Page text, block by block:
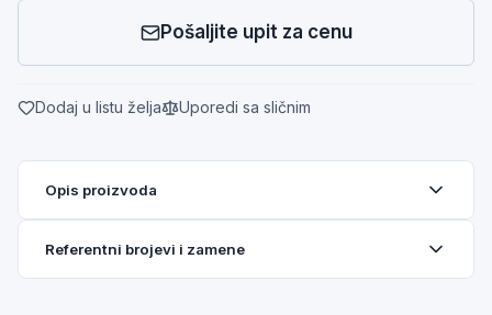
Pošaljite upit za cenu
Dodaj u listu želja Uporedi sa sličnim
Opis proizvoda
Referentni brojevi i zamene